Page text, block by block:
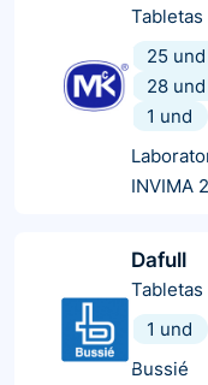
Tabletas
25 und
28 und
1 und
INVIMA
Dafull
Tabletas
1 und
Bussié